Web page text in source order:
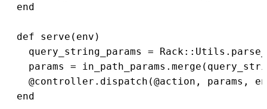
  end
  def serve(env)
query_string_params =
params =
@controller.dispatch(@action, params,
  end